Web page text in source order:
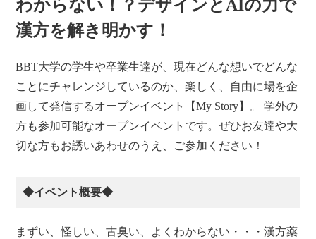
わからない！？デザインとAIの力で
漢方を解き明かす！
BBT大学の学生や卒業生達が、現在どんな想いでどんな
ことにチャレンジしているのか、楽しく、自由に場を企
画して発信するオープンイベント【My Story】。 学外の
方も参加可能なオープンイベントです。ぜひお友達や大
切な方もお誘いあわせのうえ、ご参加ください！
◆イベント概要◆
まずい、怪しい、古臭い、よくわからない・・・漢方薬